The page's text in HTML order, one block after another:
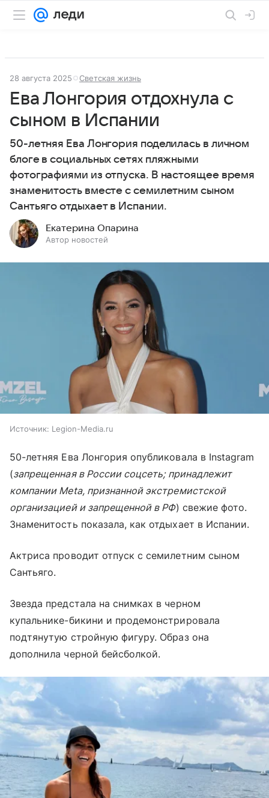
28 августа 2025 Светская жизнь
Ева Лонгория отдохнула с
сыном в Испании
50-летняя Ева Лонгория поделилась в личном
блоге в социальных сетях пляжными
фотографиями из отпуска. В настоящее время
знаменитость вместе с семилетним сыном
Сантьяго отдыхает в Испании.
Екатерина Опарина
Автор новостей
Источник: Legion-Media.ru
50-летняя Ева Лонгория опубликовала в Instagram
(запрещенная в России соцсеть; принадлежит
компании Meta, признанной экстремистской
организацией и запрещенной в РФ) свежие фото.
Знаменитость показала, как отдыхает в Испании.
Актриса проводит отпуск с семилетним сыном
Сантьяго.
Звезда предстала на снимках в черном
купальнике-бикини и продемонстрировала
подтянутую стройную фигуру. Образ она
дополнила черной бейсболкой.